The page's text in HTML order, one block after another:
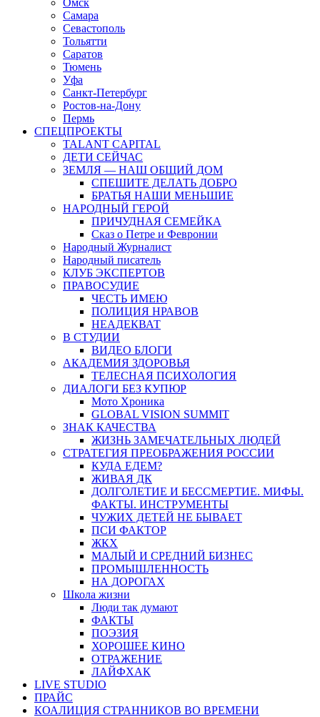
Омск
Самара
Севастополь
Тольятти
Саратов
Тюмень
Уфа
Санкт-Петербург
Ростов-на-Дону
Пермь
СПЕЦПРОЕКТЫ
TALANT CAPITAL
ДЕТИ СЕЙЧАС
ЗЕМЛЯ — НАШ ОБЩИЙ ДОМ
СПЕШИТЕ ДЕЛАТЬ ДОБРО
БРАТЬЯ НАШИ МЕНЬШИЕ
НАРОДНЫЙ ГЕРОЙ
ПРИЧУДНАЯ СЕМЕЙКА
Сказ о Петре и Февронии
Народный Журналист
Народный писатель
КЛУБ ЭКСПЕРТОВ
ПРАВОСУДИЕ
ЧЕСТЬ ИМЕЮ
ПОЛИЦИЯ НРАВОВ
НЕАДЕКВАТ
В СТУДИИ
ВИДЕО БЛОГИ
АКАДЕМИЯ ЗДОРОВЬЯ
ТЕЛЕСНАЯ ПСИХОЛОГИЯ
ДИАЛОГИ БЕЗ КУПЮР
Мото Хроника
GLOBAL VISION SUMMIT
ЗНАК КАЧЕСТВА
ЖИЗНЬ ЗАМЕЧАТЕЛЬНЫХ ЛЮДЕЙ
СТРАТЕГИЯ ПРЕОБРАЖЕНИЯ РОССИИ
КУДА ЕДЕМ?
ЖИВАЯ ДК
ДОЛГОЛЕТИЕ И БЕССМЕРТИЕ. МИФЫ.
ФАКТЫ. ИНСТРУМЕНТЫ
ЧУЖИХ ДЕТЕЙ НЕ БЫВАЕТ
ПСИ ФАКТОР
ЖКХ
МАЛЫЙ И СРЕДНИЙ БИЗНЕС
ПРОМЫШЛЕННОСТЬ
НА ДОРОГАХ
Школа жизни
Люди так думают
ФАКТЫ
ПОЭЗИЯ
ХОРОШЕЕ КИНО
ОТРАЖЕНИЕ
ЛАЙФХАК
LIVE STUDIO
ПРАЙС
КОАЛИЦИЯ СТРАННИКОВ ВО ВРЕМЕНИ